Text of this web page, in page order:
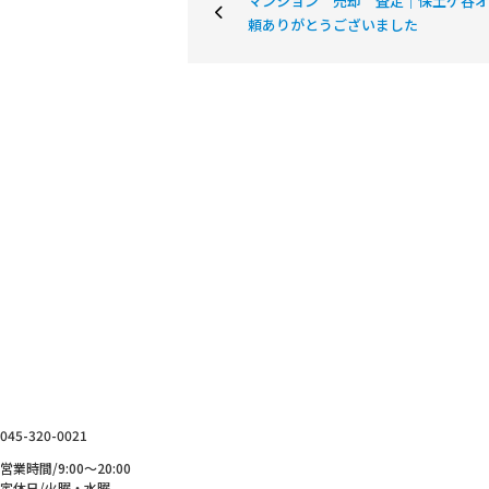
頼ありがとうございました
045-320-0021
営業時間/9:00～20:00